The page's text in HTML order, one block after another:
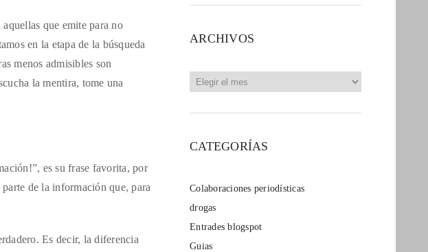
que emite para no
en la etapa de la búsqueda
menos admisibles son
la mentira, tome una
es su frase favorita, por
de la información que, para
Es decir, la diferencia
ARCHIVOS
CATEGORÍAS
Colaboraciones periodísticas
drogas
Entrades blogspot
Guias